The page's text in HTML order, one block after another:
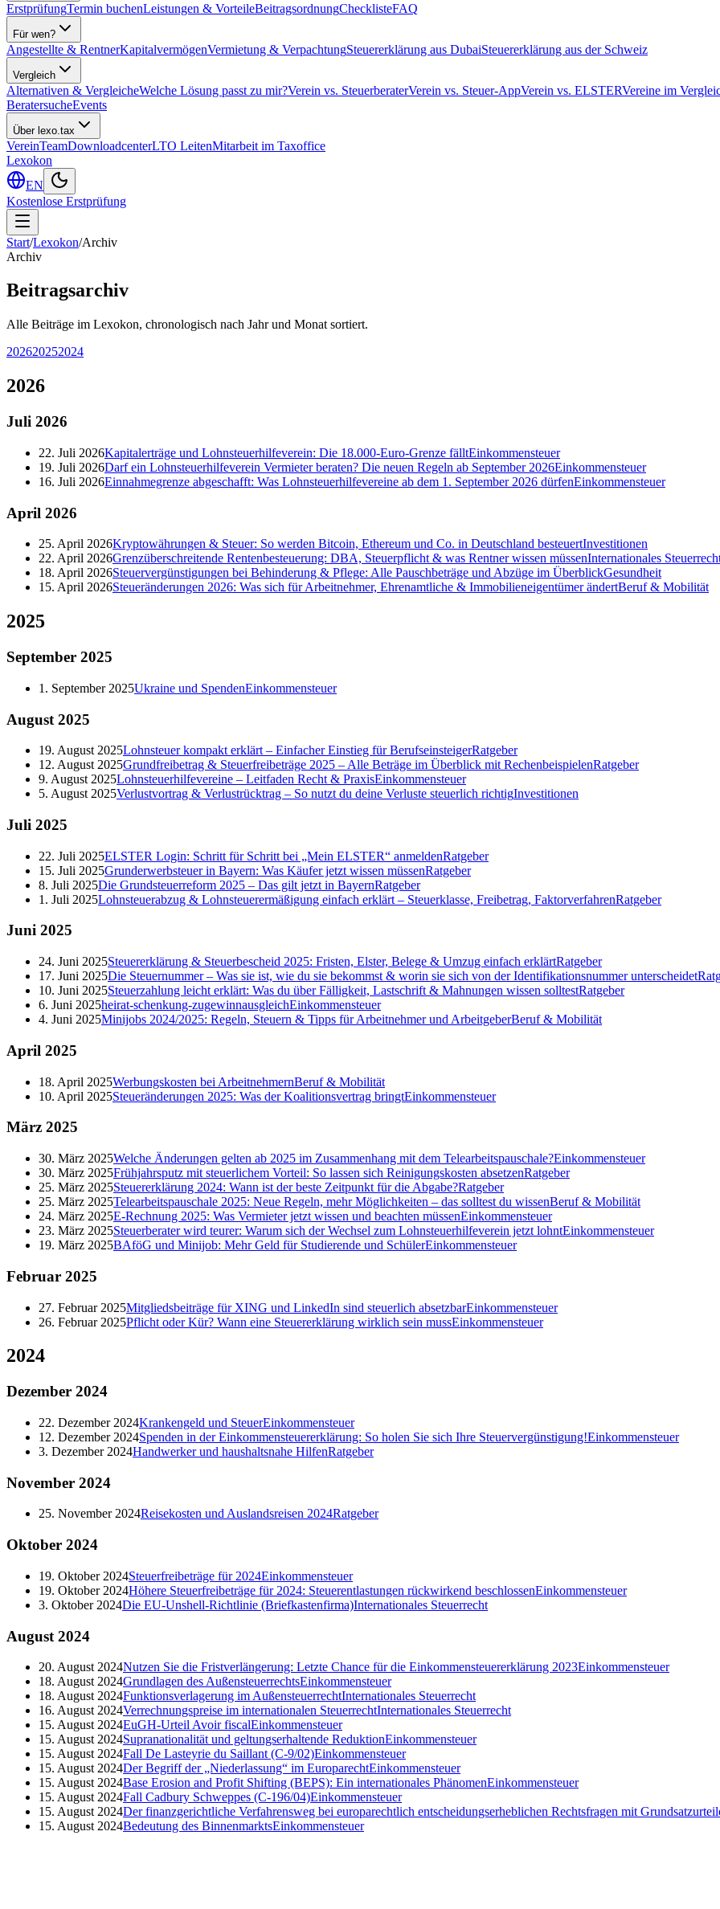
ErstprüfungTermin buchenLeistungen & VorteileBeitragsordnungChecklisteFAQ
Für wen?
Angestellte & RentnerKapitalvermögenVermietung & VerpachtungSteuererklärung aus DubaiSteuererklärung aus der Schweiz
Vergleich
Alternativen & VergleicheWelche Lösung passt zu mir?Verein vs. SteuerberaterVerein vs. Steuer-AppVerein vs. ELSTERVereine im
BeratersucheEvents
Über lexo.tax
VereinTeamDownloadcenterLTO LeitenMitarbeit im Taxoffice
Lexokon
EN
Kostenlose Erstprüfung
Start/Lexokon/Archiv
Archiv
Beitragsarchiv
Alle Beiträge im Lexokon, chronologisch nach Jahr und Monat sortiert.
202620252024
2026
Juli 2026
22. Juli 2026Kapitalerträge und Lohnsteuerhilfeverein: Die 18.000-Euro-Grenze fälltEinkommensteuer
19. Juli 2026Darf ein Lohnsteuerhilfeverein Vermieter beraten? Die neuen Regeln ab September 2026Einkommensteuer
16. Juli 2026Einnahmegrenze abgeschafft: Was Lohnsteuerhilfevereine ab dem 1. September 2026 dürfenEinkommensteuer
April 2026
25. April 2026Kryptowährungen & Steuer: So werden Bitcoin, Ethereum und Co. in Deutschland besteuertInvestitionen
22. April 2026Grenzüberschreitende Rentenbesteuerung: DBA, Steuerpflicht & was Rentner wissen müssenInternationales
18. April 2026Steuervergünstigungen bei Behinderung & Pflege: Alle Pauschbeträge und Abzüge im ÜberblickGesundheit
15. April 2026Steueränderungen 2026: Was sich für Arbeitnehmer, Ehrenamtliche & Immobilieneigentümer ändertBeruf & Mobilität
2025
September 2025
1. September 2025Ukraine und SpendenEinkommensteuer
August 2025
19. August 2025Lohnsteuer kompakt erklärt – Einfacher Einstieg für BerufseinsteigerRatgeber
12. August 2025Grundfreibetrag & Steuerfreibeträge 2025 – Alle Beträge im Überblick mit RechenbeispielenRatgeber
9. August 2025Lohnsteuerhilfevereine – Leitfaden Recht & PraxisEinkommensteuer
5. August 2025Verlustvortrag & Verlustrücktrag – So nutzt du deine Verluste steuerlich richtigInvestitionen
Juli 2025
22. Juli 2025ELSTER Login: Schritt für Schritt bei „Mein ELSTER“ anmeldenRatgeber
15. Juli 2025Grunderwerbsteuer in Bayern: Was Käufer jetzt wissen müssenRatgeber
8. Juli 2025Die Grundsteuerreform 2025 – Das gilt jetzt in BayernRatgeber
1. Juli 2025Lohnsteuerabzug & Lohnsteuerermäßigung einfach erklärt – Steuerklasse, Freibetrag, FaktorverfahrenRatgeber
Juni 2025
24. Juni 2025Steuererklärung & Steuerbescheid 2025: Fristen, Elster, Belege & Umzug einfach erklärtRatgeber
17. Juni 2025Die Steuernummer – Was sie ist, wie du sie bekommst & worin sie sich von der Identifikationsnummer unterscheidet
10. Juni 2025Steuerzahlung leicht erklärt: Was du über Fälligkeit, Lastschrift & Mahnungen wissen solltestRatgeber
6. Juni 2025heirat-schenkung-zugewinnausgleichEinkommensteuer
4. Juni 2025Minijobs 2024/2025: Regeln, Steuern & Tipps für Arbeitnehmer und ArbeitgeberBeruf & Mobilität
April 2025
18. April 2025Werbungskosten bei ArbeitnehmernBeruf & Mobilität
10. April 2025Steueränderungen 2025: Was der Koalitionsvertrag bringtEinkommensteuer
März 2025
30. März 2025Welche Änderungen gelten ab 2025 im Zusammenhang mit dem Telearbeitspauschale?Einkommensteuer
30. März 2025Frühjahrsputz mit steuerlichem Vorteil: So lassen sich Reinigungskosten absetzenRatgeber
25. März 2025Steuererklärung 2024: Wann ist der beste Zeitpunkt für die Abgabe?Ratgeber
25. März 2025Telearbeitspauschale 2025: Neue Regeln, mehr Möglichkeiten – das solltest du wissenBeruf & Mobilität
24. März 2025E-Rechnung 2025: Was Vermieter jetzt wissen und beachten müssenEinkommensteuer
23. März 2025Steuerberater wird teurer: Warum sich der Wechsel zum Lohnsteuerhilfeverein jetzt lohntEinkommensteuer
19. März 2025BAföG und Minijob: Mehr Geld für Studierende und SchülerEinkommensteuer
Februar 2025
27. Februar 2025Mitgliedsbeiträge für XING und LinkedIn sind steuerlich absetzbarEinkommensteuer
26. Februar 2025Pflicht oder Kür? Wann eine Steuererklärung wirklich sein mussEinkommensteuer
2024
Dezember 2024
22. Dezember 2024Krankengeld und SteuerEinkommensteuer
12. Dezember 2024Spenden in der Einkommensteuererklärung: So holen Sie sich Ihre Steuervergünstigung!Einkommensteuer
3. Dezember 2024Handwerker und haushaltsnahe HilfenRatgeber
November 2024
25. November 2024Reisekosten und Auslandsreisen 2024Ratgeber
Oktober 2024
19. Oktober 2024Steuerfreibeträge für 2024Einkommensteuer
19. Oktober 2024Höhere Steuerfreibeträge für 2024: Steuerentlastungen rückwirkend beschlossenEinkommensteuer
3. Oktober 2024Die EU-Unshell-Richtlinie (Briefkastenfirma)Internationales Steuerrecht
August 2024
20. August 2024Nutzen Sie die Fristverlängerung: Letzte Chance für die Einkommensteuererklärung 2023Einkommensteuer
18. August 2024Grundlagen des AußensteuerrechtsEinkommensteuer
18. August 2024Funktionsverlagerung im AußensteuerrechtInternationales Steuerrecht
16. August 2024Verrechnungspreise im internationalen SteuerrechtInternationales Steuerrecht
15. August 2024EuGH-Urteil Avoir fiscalEinkommensteuer
15. August 2024Supranationalität und geltungserhaltende ReduktionEinkommensteuer
15. August 2024Fall De Lasteyrie du Saillant (C-9/02)Einkommensteuer
15. August 2024Der Begriff der „Niederlassung“ im EuroparechtEinkommensteuer
15. August 2024Base Erosion and Profit Shifting (BEPS): Ein internationales PhänomenEinkommensteuer
15. August 2024Fall Cadbury Schweppes (C-196/04)Einkommensteuer
15. August 2024Der finanzgerichtliche Verfahrensweg bei europarechtlich entscheidungserheblichen Rechtsfragen mit
15. August 2024Bedeutung des BinnenmarktsEinkommensteuer